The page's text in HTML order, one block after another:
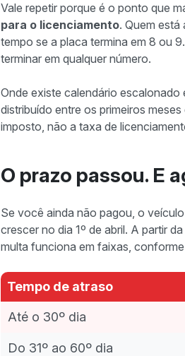
Vale repetir porque é o ponto que
para o licenciamento. Quem
tempo se a placa termina em 8 ou
terminar em qualquer número.
Onde existe calendário
distribuído entre os primeiros
imposto, não a taxa de
O prazo passou. E
Se você ainda não pagou, o
crescer no dia 1º de abril. A partir
multa funciona em faixas,
Tempo de atraso
Até o 30º dia
Do 31º ao 60º dia